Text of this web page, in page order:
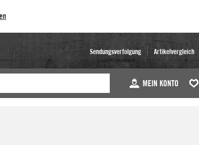
Sendungsverfolgung Artikelvergleich
MEIN KONTO